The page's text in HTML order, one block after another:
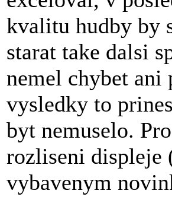
kvalitu hudby by
starat take dalsi
nemel chybet ani
vysledky to
byt nemuselo.
rozliseni displeje
vybavenym